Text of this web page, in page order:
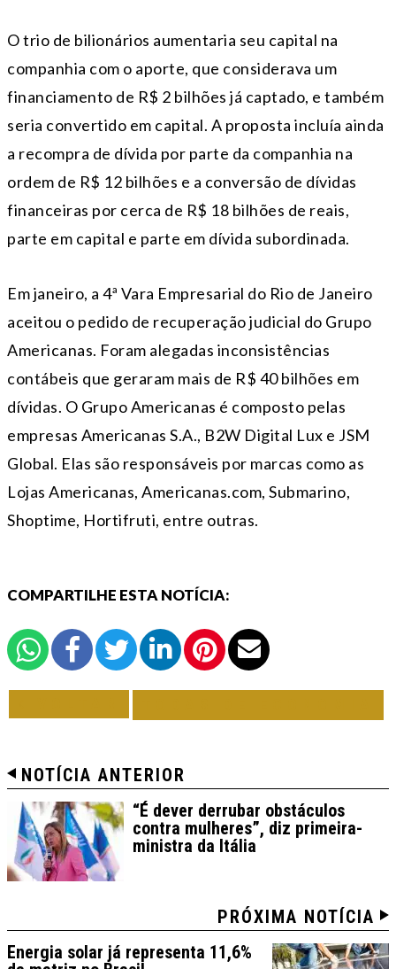
O trio de bilionários aumentaria seu capital na
companhia com o aporte, que considerava um
financiamento de R$ 2 bilhões já captado, e também
seria convertido em capital. A proposta incluía ainda
a recompra de dívida por parte da companhia na
ordem de R$ 12 bilhões e a conversão de dívidas
financeiras por cerca de R$ 18 bilhões de reais,
parte em capital e parte em dívida subordinada.
Em janeiro, a 4ª Vara Empresarial do Rio de Janeiro
aceitou o pedido de recuperação judicial do Grupo
Americanas. Foram alegadas inconsistências
contábeis que geraram mais de R$ 40 bilhões em
dívidas. O Grupo Americanas é composto pelas
empresas Americanas S.A., B2W Digital Lux e JSM
Global. Elas são responsáveis por marcas como as
Lojas Americanas, Americanas.com, Submarino,
Shoptime, Hortifruti, entre outras.
COMPARTILHE ESTA NOTÍCIA:
NOTÍCIA ANTERIOR
“É dever derrubar obstáculos
contra mulheres”, diz primeira-
ministra da Itália
PRÓXIMA NOTÍCIA
Energia solar já representa 11,6%